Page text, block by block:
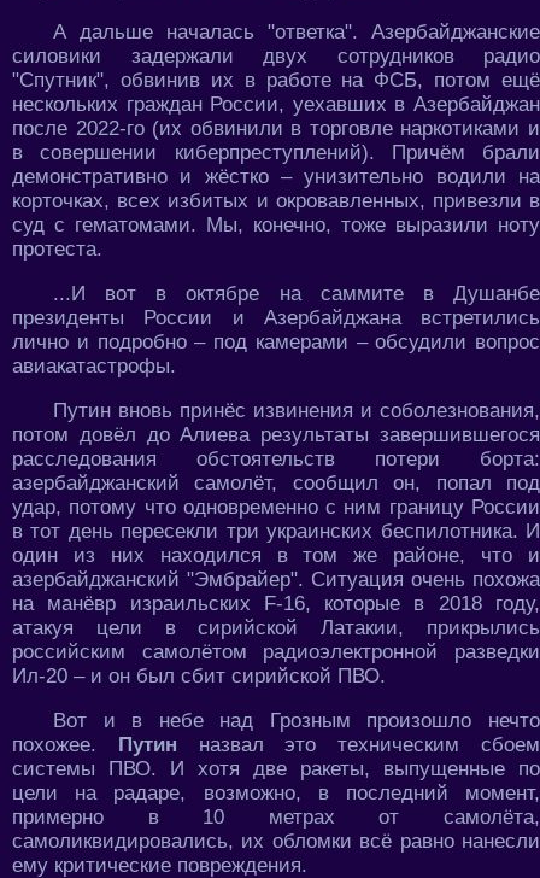
А дальше началась "ответка". Азербайджанские
силовики задержали двух сотрудников радио
"Спутник", обвинив их в работе на ФСБ, потом ещё
нескольких граждан России, уехавших в Азербайджан
после 2022-го (их обвинили в торговле наркотиками и
в совершении киберпреступлений). Причём брали
демонстративно и жёстко – унизительно водили на
корточках, всех избитых и окровавленных, привезли в
суд с гематомами. Мы, конечно, тоже выразили ноту
протеста.
...И вот в октябре на саммите в Душанбе
президенты России и Азербайджана встретились
лично и подробно – под камерами – обсудили вопрос
авиакатастрофы.
Путин вновь принёс извинения и соболезнования,
потом довёл до Алиева результаты завершившегося
расследования обстоятельств потери борта:
азербайджанский самолёт, сообщил он, попал под
удар, потому что одновременно с ним границу России
в тот день пересекли три украинских беспилотника. И
один из них находился в том же районе, что и
азербайджанский "Эмбрайер". Ситуация очень похожа
на манёвр израильских F-16, которые в 2018 году,
атакуя цели в сирийской Латакии, прикрылись
российским самолётом радиоэлектронной разведки
Ил-20 – и он был сбит сирийской ПВО.
Вот и в небе над Грозным произошло нечто
похожее. Путин назвал это техническим сбоем
системы ПВО. И хотя две ракеты, выпущенные по
цели на радаре, возможно, в последний момент,
примерно в 10 метрах от самолёта,
самоликвидировались, их обломки всё равно нанесли
ему критические повреждения.